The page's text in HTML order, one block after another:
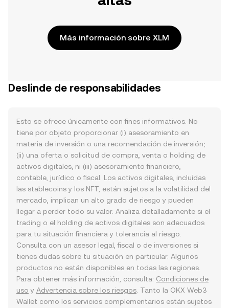
Más información sobre XLM
Deslinde de responsabilidades
Esto se ofrece únicamente con fines informativos. No
tiene por objeto proporcionar (i) asesoramiento en
materia de inversión o una recomendación de inversión;
(ii) una oferta o solicitud de compra, venta o holding de
activos digitales; ni (iii) asesoramiento financiero,
contable, jurídico o fiscal. Los activos digitales, incluidas
las stablecoins y los NFT, están sujetos a la volatilidad del
mercado, implican un alto grado de riesgo y pueden
llegar a perder todo su valor. Analiza detalladamente si el
trading o el holding de activos digitales son adecuados
para tu situación financiera y tolerancia al riesgo.
Consulta con un asesor legal, fiscal o de inversiones si
tienes dudas sobre tu situación en particular. Algunos
productos no están disponibles en todas las regiones.
Para obtener más información, consulta: Condiciones de
uso y Advertencia sobre los riesgos . Tanto la OKX Web3
Wallet como los servicios complementarios están sujetos